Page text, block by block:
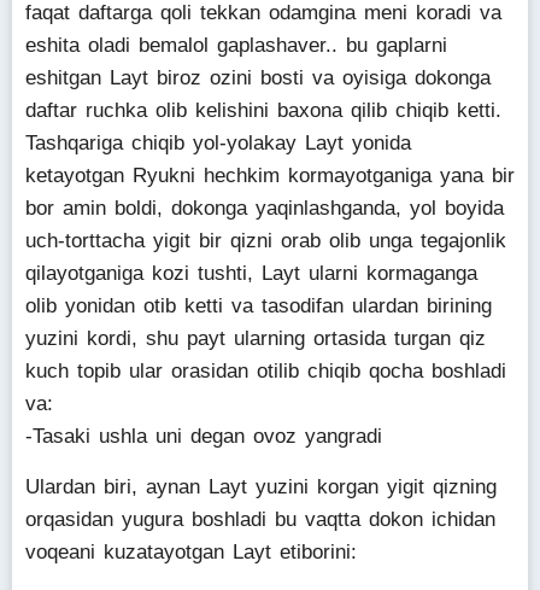
faqat daftarga qoli tekkan odamgina meni koradi va
eshita oladi bemalol gaplashaver.. bu gaplarni
eshitgan Layt biroz ozini bosti va oyisiga dokonga
daftar ruchka olib kelishini baxona qilib chiqib ketti.
Tashqariga chiqib yol-yolakay Layt yonida
ketayotgan Ryukni hechkim kormayotganiga yana bir
bor amin boldi, dokonga yaqinlashganda, yol boyida
uch-torttacha yigit bir qizni orab olib unga tegajonlik
qilayotganiga kozi tushti, Layt ularni kormaganga
olib yonidan otib ketti va tasodifan ulardan birining
yuzini kordi, shu payt ularning ortasida turgan qiz
kuch topib ular orasidan otilib chiqib qocha boshladi
va:
-Tasaki ushla uni degan ovoz yangradi
Ulardan biri, aynan Layt yuzini korgan yigit qizning
orqasidan yugura boshladi bu vaqtta dokon ichidan
voqeani kuzatayotgan Layt etiborini: